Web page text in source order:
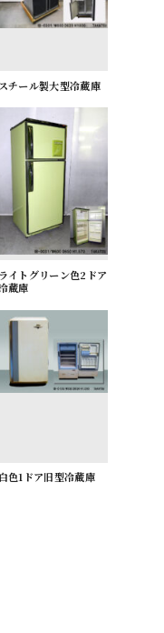
スチール製大型冷蔵庫
ライトグリーン色2ドア
蔵庫
白色1ドア旧型冷蔵庫